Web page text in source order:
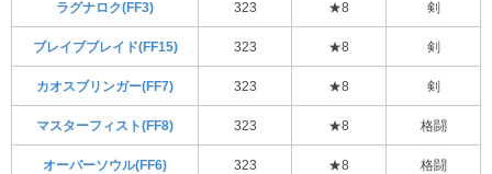
ラグナロク(FF3) 323 ★8 剣
ブレイブブレイド(FF15) 323 ★8 剣
カオスブリンガー(FF7) 323 ★8 剣
マスターフィスト(FF8) 323 ★8 格闘
オーバーソウル(FF6) 323 ★8 格闘